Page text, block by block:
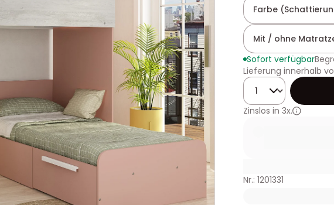
Farbe
Mit / ohne
Sofort verfügbar
Lieferung innerhalb
Menge
Zinslos in 3x.
Nr.: 1201331